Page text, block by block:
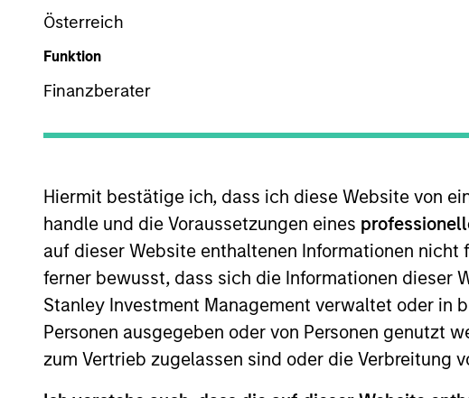
Österreich
Funktion
Finanzberater
Hiermit bestätige ich, dass ich diese Website von
handle und die Voraussetzungen eines
auf dieser Website enthaltenen Informationen
ferner bewusst, dass sich die Informationen dieser
Stanley Investment Management verwaltet oder in
Personen ausgegeben oder von Personen genutzt
zum Vertrieb zugelassen sind oder die Verbreitung
Die Wertentwicklung in der Vergangenheit ist kein verlässlicher
sinken. Alle Performanceangaben werden auf Basis der
Management.
Klicken Sie auf den Fondsnamen, um Informationen über die